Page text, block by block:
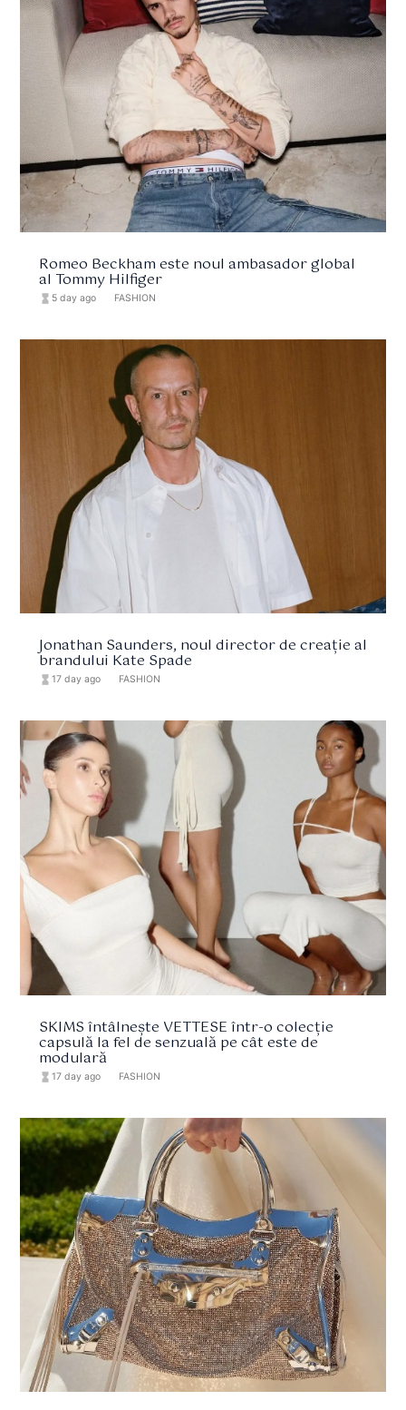
Romeo Beckham este noul ambasador global
al Tommy Hilfiger
hourglass_full 5 day ago FASHION
Jonathan Saunders, noul director de creație al
brandului Kate Spade
hourglass_full 17 day ago FASHION
SKIMS întâlnește VETTESE într-o colecție
capsulă la fel de senzuală pe cât este de
modulară
hourglass_full 17 day ago FASHION